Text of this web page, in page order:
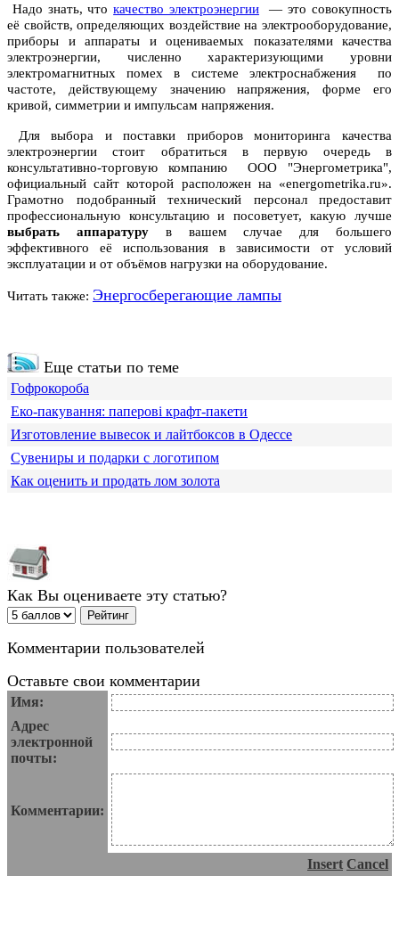
Надо знать, чтокачество электроэнергии— это совокупность
её свойств, определяющих воздействие на электрооборудование,
приборы и аппараты и оцениваемых показателями качества
электроэнергии, численно характеризующими уровни
электромагнитных помех в системе электроснабжения по
частоте, действующему значению напряжения, форме его
кривой, симметрии и импульсам напряжения.
Для выбора и поставки приборов мониторинга качества
электроэнергии стоит обратиться в первую очередь в
консультативно-торговую компанию ООО "Энергометрика",
официальный сайт которой расположен на «energometrika.ru».
Грамотно подобранный технический персонал предоставит
профессиональную консультацию и посоветует, какую лучше
выбрать аппаратурув вашем случае для большего
эффективного её использования в зависимости от условий
эксплуатации и от объёмов нагрузки на оборудование.
Читать также: Энергосберегающие лампы
Еще статьи по теме
Гофрокороба
Еко-пакування: паперові крафт-пакети
Изготовление вывесок и лайтбоксов в Одессе
Сувениры и подарки с логотипом
Как оценить и продать лом золота
Как Вы оцениваете эту статью?
Комментарии пользователей
Оставьте свои комментарии
Имя:
Адрес
электронной
почты:
Комментарии:
Insert Cancel